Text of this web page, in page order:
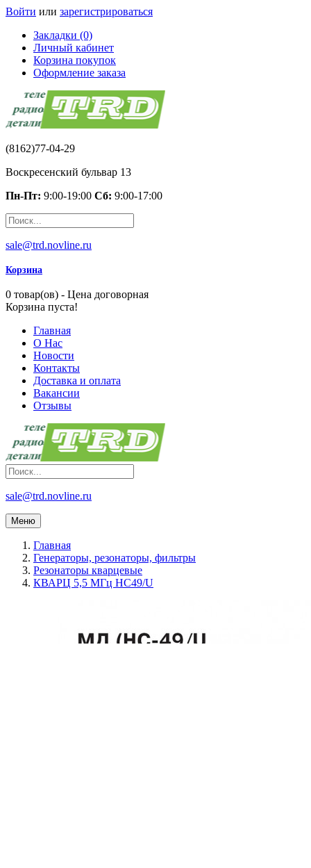
Войти или зарегистрироваться
Закладки (0)
Личный кабинет
Корзина покупок
Оформление заказа
(8162)77-04-29
Воскресенский бульвар 13
Пн-Пт: 9:00-19:00 Сб: 9:00-17:00
sale@trd.novline.ru
Корзина
0 товар(ов) - Цена договорная
Корзина пуста!
Главная
О Нас
Новости
Контакты
Доставка и оплата
Вакансии
Отзывы
sale@trd.novline.ru
Меню
Главная
Генераторы, резонаторы, фильтры
Резонаторы кварцевые
КВАРЦ 5,5 МГц HC49/U